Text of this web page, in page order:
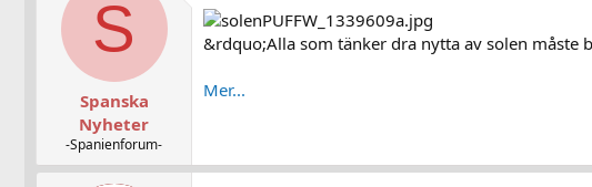
e
S
Spanska
Nyheter
-Spanienforum-
&rdquo;Alla som tänker dra nytta av solen måste
Mer...